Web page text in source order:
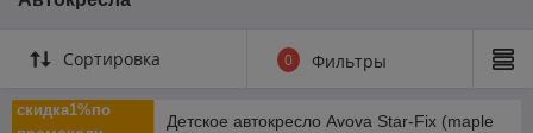
Сортировка 0 Фильтры
скидка1%по
Детское автокресло Avova Star-Fix (maple